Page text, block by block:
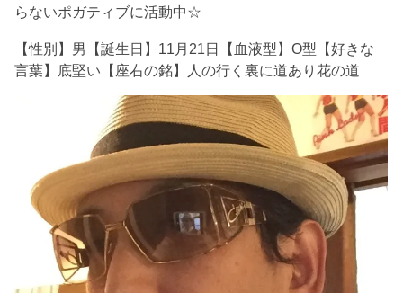
らないポガティブに活動中☆
【性別】男【誕生日】11月21日【血液型】O型【好きな
言葉】底堅い【座右の銘】人の行く裏に道あり花の道